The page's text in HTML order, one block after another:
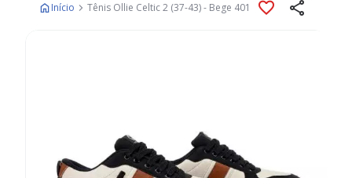
Início Tênis Ollie Celtic 2 (37-43) - Bege 401
imagens